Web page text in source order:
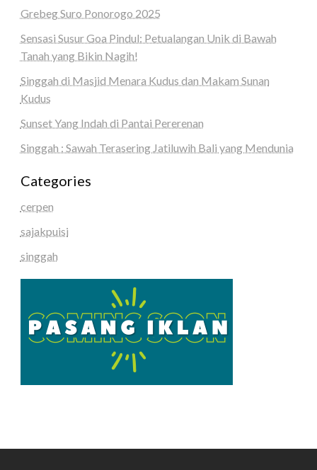
Grebeg Suro Ponorogo 2025
Sensasi Susur Goa Pindul: Petualangan Unik di Bawah
Tanah yang Bikin Nagih!
Singgah di Masjid Menara Kudus dan Makam Sunan
Kudus
Sunset Yang Indah di Pantai Pererenan
Singgah : Sawah Terasering Jatiluwih Bali yang Mendunia
Categories
cerpen
sajakpuisi
singgah